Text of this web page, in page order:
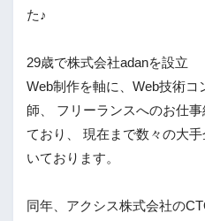
た♪
29歳で株式会社adanを設立
Web制作を軸に、Web技術
師、 フリーランスへのお仕
ており、 現在まで数々の大
いております。
同年、アクシス株式会社の